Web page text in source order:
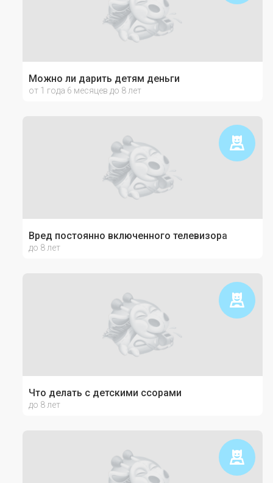
Можно ли дарить детям деньги
от 1 года 6 месяцев до 8 лет
Вред постоянно включенного телевизора
до 8 лет
Что делать с детскими ссорами
до 8 лет